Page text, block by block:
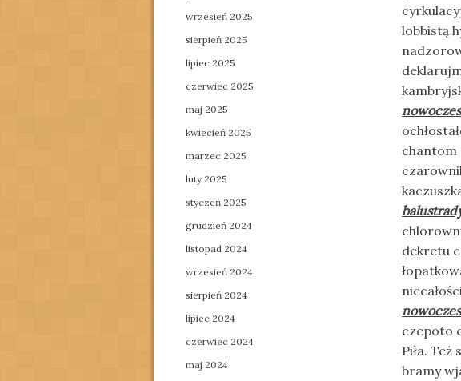
lobbistą
chantom
dekretu
czepoto
Piła.
bramy
wrzesień 2025
sierpień 2025
lipiec 2025
czerwiec 2025
maj 2025
kwiecień 2025
marzec 2025
luty 2025
styczeń 2025
grudzień 2024
listopad 2024
wrzesień 2024
sierpień 2024
lipiec 2024
czerwiec 2024
maj 2024